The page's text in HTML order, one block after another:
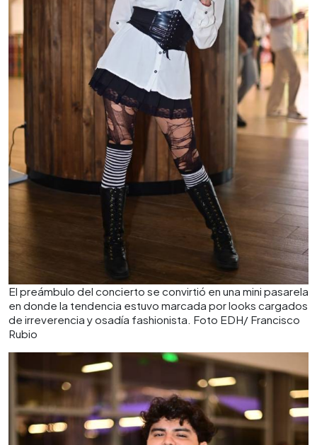
El preámbulo del concierto se convirtió en una mini pasarela
en donde la tendencia estuvo marcada por looks cargados
de irreverencia y osadía fashionista. Foto EDH/ Francisco
Rubio